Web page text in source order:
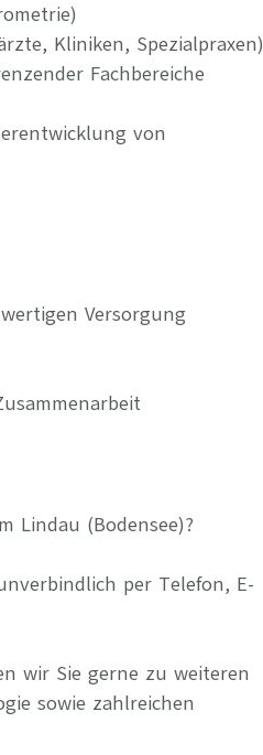
Kliniken, Spezialpraxen)
Fachbereiche
von
Versorgung
Lindau (Bodensee)?
per Telefon, E-
wir Sie gerne zu weiteren
sowie zahlreichen